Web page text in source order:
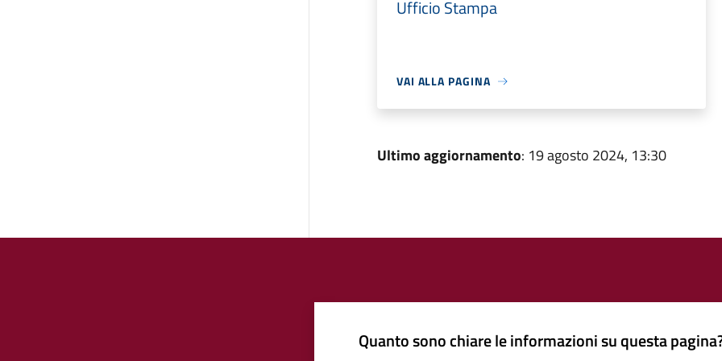
Ufficio Stampa
VAI ALLA PAGINA
Ultimo aggiornamento: 19 agosto 2024, 13:30
Quanto sono chiare le informazioni su questa